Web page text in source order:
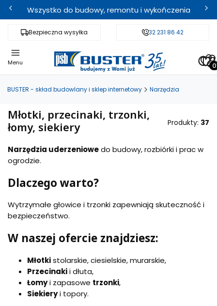
Wszystko do budowy, remontu i wykończenia
Bezpieczna wysyłka Fachowe doradztwo
32 231 86 42
Menu
BUSTER - skład budowlany i sklep internetowy Narzędzia
Młotki, przecinaki, trzonki,
łomy, siekiery
Produkty: 37
Narzędzia uderzeniowedo budowy, rozbiórki i prac w
ogrodzie.
Dlaczego warto?
Wytrzymałe głowice i trzonki zapewniają skuteczność i
bezpieczeństwo.
W naszej ofercie znajdziesz:
Młotkistolarskie, ciesielskie, murarskie,
Przecinakii dłuta,
Łomyi zapasowe trzonki,
Siekieryi topory.